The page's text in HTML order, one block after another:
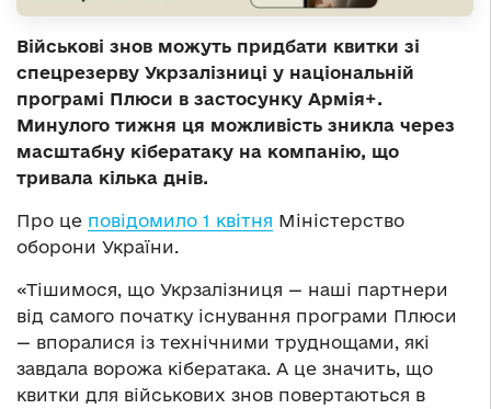
Військові знов можуть придбати квитки зі
спецрезерву Укрзалізниці у національній
програмі Плюси в застосунку Армія+.
Минулого тижня ця можливість зникла через
масштабну кібератаку на компанію, що
тривала кілька днів.
Про це повідомило 1 квітня Міністерство
оборони України.
«Тішимося, що Укрзалізниця — наші партнери
від самого початку існування програми Плюси
— впоралися із технічними труднощами, які
завдала ворожа кібератака. А це значить, що
квитки для військових знов повертаються в